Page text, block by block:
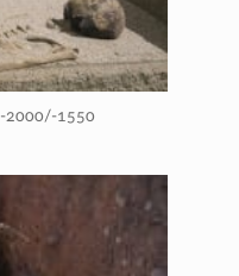
-2000/-1550